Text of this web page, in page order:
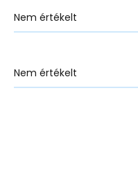
Nem értékelt
Nem értékelt